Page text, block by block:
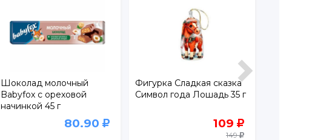
Шоколад молочный
Babyfox с ореховой
начинкой 45 г
80.90
Фигурка Сладкая сказка
Символ года Лошадь 35 г
109
149